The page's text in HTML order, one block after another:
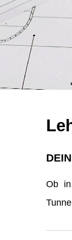
Ob